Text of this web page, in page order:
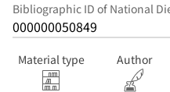
Bibliographic ID of National
000000050849
Material type Author